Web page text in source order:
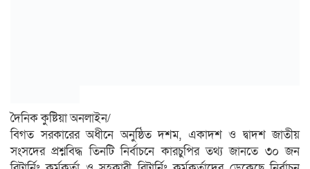
দৈনিক কুষ্টিয়া অনলাইন/
বিগত সরকারের অধীনে অনুষ্ঠিত দশম, একাদশ ও দ্বাদশ জাতীয়
সংসদের প্রশ্নবিদ্ধ তিনটি নির্বাচনে কারচুপির তথ্য জানতে ৩০ জন